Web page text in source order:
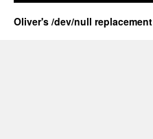
Oliver's /dev/null replacement